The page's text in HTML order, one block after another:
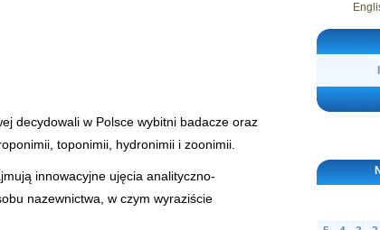
decydowali w Polsce wybitni badacze oraz
toponimii, hydronimii i zoonimii.
innowacyjne ujęcia analityczno-
nazewnictwa, w czym wyraziście